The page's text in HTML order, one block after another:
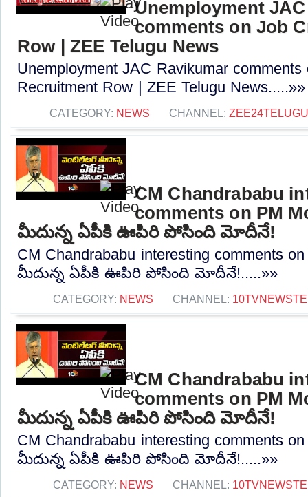
Unemployment
comments on Job
Row | ZEE Telugu News
Unemployment JAC Ravikumar
Recruitment Row | ZEE Telugu News.....»»
CATEGORY: NEWS CHANNEL:
CM Chandrababu
comments on PM
మీదున్న ఏపీకి ఊపిరి పోసింది మోదీనే!
CM Chandrababu interesting comments
మీదున్న ఏపీకి ఊపిరి పోసింది మోదీనే!.....»»
CATEGORY: NEWS CHANNEL:
CM Chandrababu
comments on PM
మీదున్న ఏపీకి ఊపిరి పోసింది మోదీనే!
CM Chandrababu interesting comments
మీదున్న ఏపీకి ఊపిరి పోసింది మోదీనే!.....»»
CATEGORY: NEWS CHANNEL: